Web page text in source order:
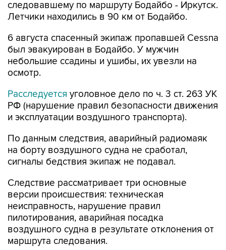
следовавшему по маршруту Бодайбо - Иркутск.
Летчики находились в 90 км от Бодайбо.
6 августа спасенный экипаж пропавшей Cessna
был эвакуирован в Бодайбо. У мужчин
небольшие ссадины и ушибы, их увезли на
осмотр.
Расследуется уголовное дело по ч. 3 ст. 263 УК
РФ (нарушение правил безопасности движения
и эксплуатации воздушного транспорта).
По данным следствия, аварийный радиомаяк
на борту воздушного судна не сработал,
сигналы бедствия экипаж не подавал.
Следствие рассматривает три основные
версии происшествия: техническая
неисправность, нарушение правил
пилотирования, аварийная посадка
воздушного судна в результате отклонения от
маршрута следования.